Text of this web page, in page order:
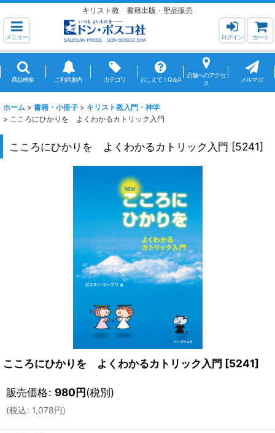
キリスト教 書籍出版・聖品販売
メニュー ログイン カート
商品検索 ご利用案内 カテゴリ おしえて！Q＆A
店舗へのアクセ
ス
メルマガ
ホーム > 書籍・小冊子 > キリスト教入門・神学
> こころにひかりを よくわかるカトリック入門
こころにひかりを よくわかるカトリック入門 [5241]
こころにひかりを よくわかるカトリック入門 [5241]
販売価格: 980円(税別)
(税込: 1,078円)